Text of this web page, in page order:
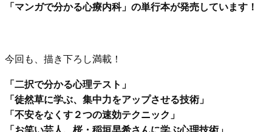
「マンガで分かる心療内科」の単行本が発売しています！
今回も、描き下ろし満載！
「二択で分かる心理テスト」
「徒然草に学ぶ、集中力をアップさせる技術」
「不安をなくす２つの速効テクニック」